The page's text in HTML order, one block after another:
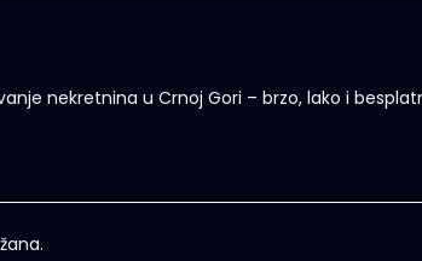
nekretnina u Crnoj Gori – brzo, lako i
.